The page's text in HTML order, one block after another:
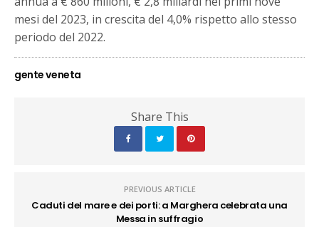
mesi del 2023, in crescita del 4,0% rispetto allo stesso
periodo del 2022.
gente veneta
Share This
PREVIOUS ARTICLE
Caduti del mare e dei porti: a Marghera celebrata una
Messa in suffragio